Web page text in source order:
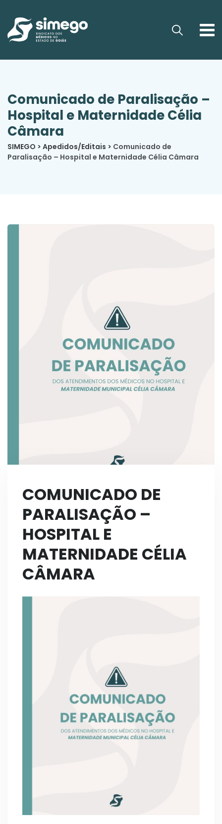
Comunicado de Paralisação –
Hospital e Maternidade Célia
Câmara
SIMEGO > Apedidos/Editais > Comunicado de
Paralisação – Hospital e Maternidade Célia Câmara
COMUNICADO DE
PARALISAÇÃO –
HOSPITAL E
MATERNIDADE CÉLIA
CÂMARA